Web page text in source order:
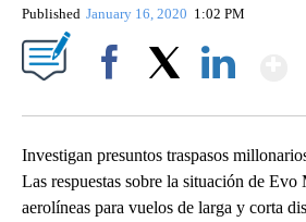
Published January 16, 2020 1:02 PM
Investigan presuntos traspasos
Las respuestas sobre la situación de Evo
aerolíneas para vuelos de larga y corta